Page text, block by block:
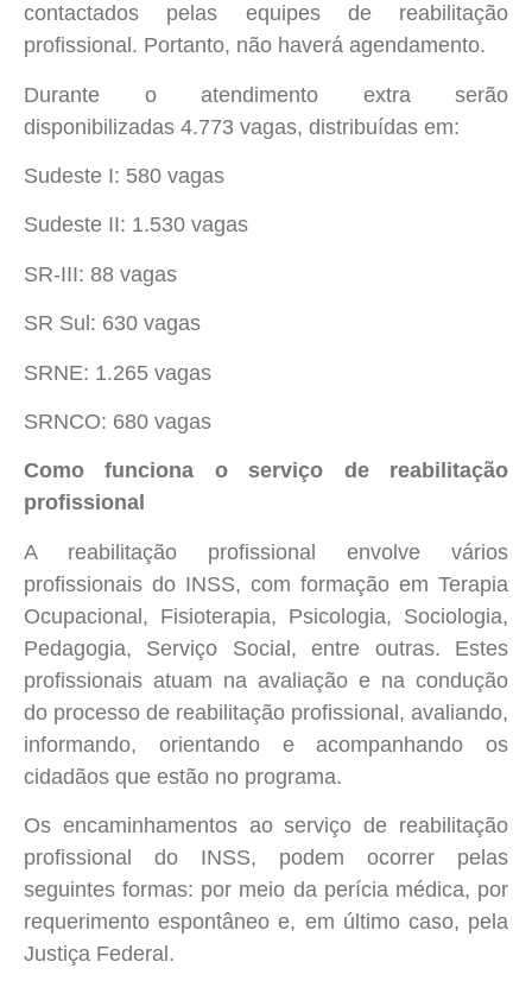
contactados pelas equipes de reabilitação
profissional. Portanto, não haverá agendamento.
Durante o atendimento extra serão
disponibilizadas 4.773 vagas, distribuídas em:
Sudeste I: 580 vagas
Sudeste II: 1.530 vagas
SR-III: 88 vagas
SR Sul: 630 vagas
SRNE: 1.265 vagas
SRNCO: 680 vagas
Como funciona o serviço de reabilitação
profissional
A reabilitação profissional envolve vários
profissionais do INSS, com formação em Terapia
Ocupacional, Fisioterapia, Psicologia, Sociologia,
Pedagogia, Serviço Social, entre outras. Estes
profissionais atuam na avaliação e na condução
do processo de reabilitação profissional, avaliando,
informando, orientando e acompanhando os
cidadãos que estão no programa.
Os encaminhamentos ao serviço de reabilitação
profissional do INSS, podem ocorrer pelas
seguintes formas: por meio da perícia médica, por
requerimento espontâneo e, em último caso, pela
Justiça Federal.